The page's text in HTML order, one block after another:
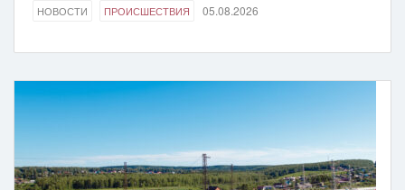
НОВОСТИ ПРОИСШЕСТВИЯ 05.08.2026